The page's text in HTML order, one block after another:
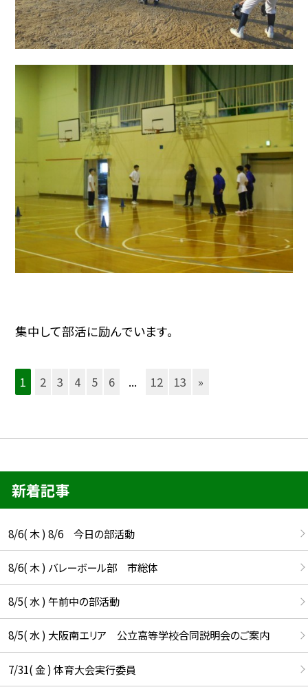
集中して部活に励んでいます。
1 2 3 4 5 6 ... 12 13 »
新着記事
8/6( 木 ) 8/6 今日の部活動
8/6( 木 ) バレーボール部 市総体
8/5( 水 ) 午前中の部活動
8/5( 水 ) 大阪南エリア 公立高等学校合同説明会のご案内
7/31( 金 ) 体育大会実行委員